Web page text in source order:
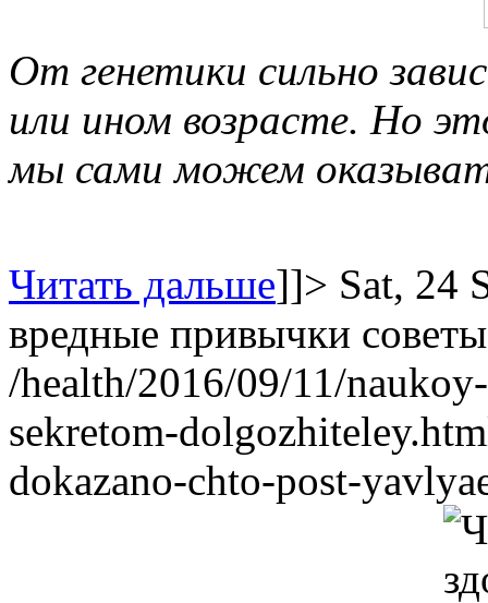
От генетики сильно
или ином возрасте. Но
мы сами можем
Читать дальше]]> Sat, 24
вредные привычки
/health/2016/09/11/
sekretom-
dokazano-chto-post-